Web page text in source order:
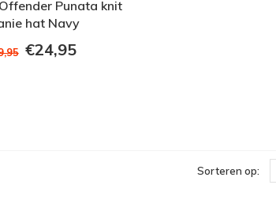
Punata knit
hat Navy
€24,95
Sorteren op: